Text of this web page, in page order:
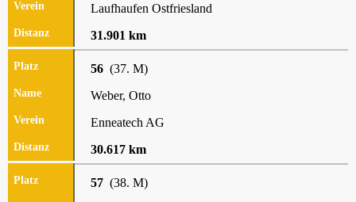
Laufhaufen Ostfriesland
31.901 km
56 (37. M)
Weber, Otto
Enneatech AG
30.617 km
57 (38. M)